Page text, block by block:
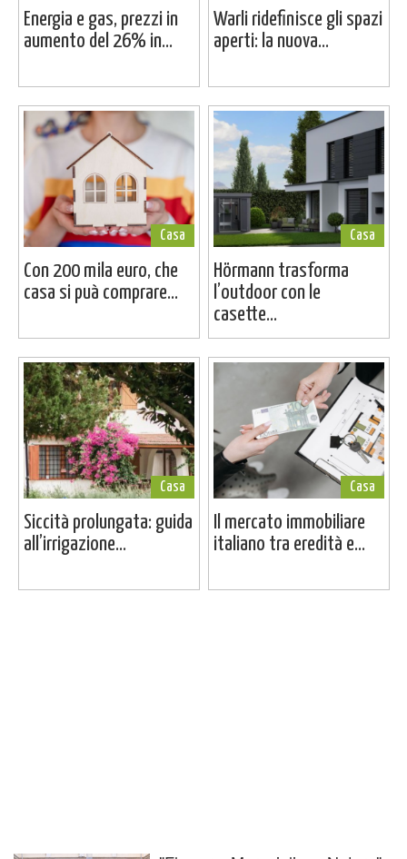
Energia e gas, prezzi in
aumento del 26% in...
Warli ridefinisce gli spazi
aperti: la nuova...
Casa
Con 200 mila euro, che
casa si puà comprare...
Casa
Hörmann trasforma
l’outdoor con le
casette...
Casa
Siccità prolungata: guida
all’irrigazione...
Casa
Il mercato immobiliare
italiano tra eredità e...